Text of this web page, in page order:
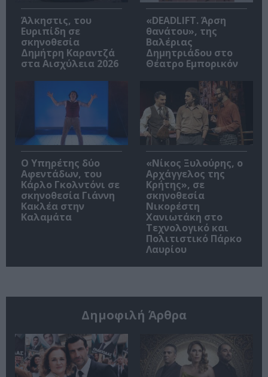
Άλκηστις, του
Ευριπίδη σε
σκηνοθεσία
Δημήτρη Καραντζά
στα Αισχύλεια 2026
«DEADLIFT. Άρση
θανάτου», της
Βαλέριας
Δημητριάδου στο
Θέατρο Εμπορικόν
Ο Υπηρέτης δύο
Αφεντάδων, του
Κάρλο Γκολντόνι σε
σκηνοθεσία Γιάννη
Κακλέα στην
Καλαμάτα
«Νίκος Ξυλούρης, ο
Αρχάγγελος της
Κρήτης», σε
σκηνοθεσία
Νικορέστη
Χανιωτάκη στο
Τεχνολογικό και
Πολιτιστικό Πάρκο
Λαυρίου
Δημοφιλή Άρθρα